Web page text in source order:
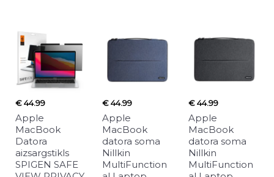
€ 44.99
Apple
MacBook
Datora
aizsargstikls
SPIGEN SAFE
€ 44.99
Apple
MacBook
datora soma
Nillkin
MultiFunction
€ 44.99
Apple
MacBook
datora soma
Nillkin
MultiFunction